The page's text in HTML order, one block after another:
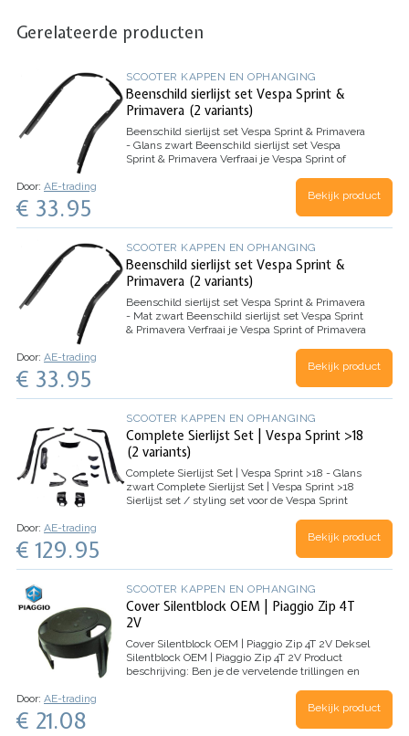
Gerelateerde producten
SCOOTER KAPPEN EN OPHANGING
Beenschild sierlijst set Vespa Sprint &
Primavera (2 variants)
Beenschild sierlijst set Vespa Sprint & Primavera
- Glans zwart Beenschild sierlijst set Vespa
Sprint & Primavera Verfraai je Vespa Sprint of
beenschild. Kwalitatieve beenschild sierlijsten
Door: AE-trading
€ 33.95 Bekijk product
SCOOTER KAPPEN EN OPHANGING
Beenschild sierlijst set Vespa Sprint &
Primavera (2 variants)
Beenschild sierlijst set Vespa Sprint & Primavera
- Mat zwart Beenschild sierlijst set Vespa Sprint
& Primavera Verfraai je Vespa Sprint of Primavera
Kwalitatieve beenschild sierlijsten voor Vespa
Door: AE-trading
€ 33.95 Bekijk product
SCOOTER KAPPEN EN OPHANGING
Complete Sierlijst Set | Vespa Sprint >18
(2 variants)
Complete Sierlijst Set | Vespa Sprint >18 - Glans
zwart Complete Sierlijst Set | Vespa Sprint >18
Sierlijst set / styling set voor de Vespa Sprint
Door: AE-trading
€ 129.95 Bekijk product
SCOOTER KAPPEN EN OPHANGING
Cover Silentblock OEM | Piaggio Zip 4T
2V
Cover Silentblock OEM | Piaggio Zip 4T 2V Deksel
Silentblock OEM | Piaggio Zip 4T 2V Product
beschrijving: Ben je de vervelende trillingen en
Door: AE-trading
€ 21.08 Bekijk product